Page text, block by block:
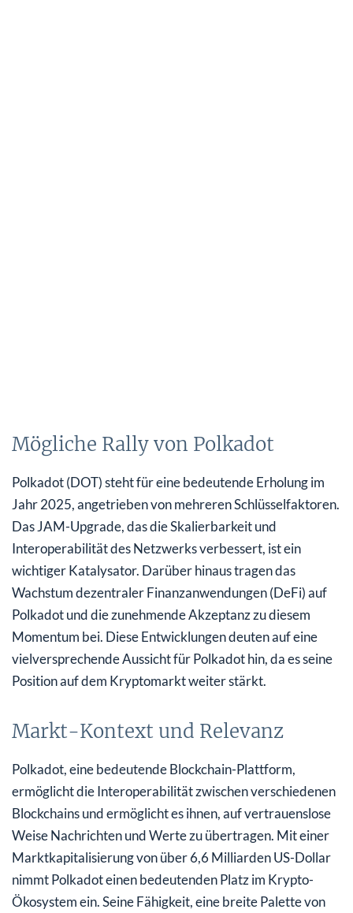
Mögliche Rally von Polkadot
Polkadot (DOT) steht für eine bedeutende Erholung im
Jahr 2025, angetrieben von mehreren Schlüsselfaktoren.
Das JAM-Upgrade, das die Skalierbarkeit und
Interoperabilität des Netzwerks verbessert, ist ein
wichtiger Katalysator. Darüber hinaus tragen das
Wachstum dezentraler Finanzanwendungen (DeFi) auf
Polkadot und die zunehmende Akzeptanz zu diesem
Momentum bei. Diese Entwicklungen deuten auf eine
vielversprechende Aussicht für Polkadot hin, da es seine
Position auf dem Kryptomarkt weiter stärkt.
Markt-Kontext und Relevanz
Polkadot, eine bedeutende Blockchain-Plattform,
ermöglicht die Interoperabilität zwischen verschiedenen
Blockchains und ermöglicht es ihnen, auf vertrauenslose
Weise Nachrichten und Werte zu übertragen. Mit einer
Marktkapitalisierung von über 6,6 Milliarden US-Dollar
nimmt Polkadot einen bedeutenden Platz im Krypto-
Ökosystem ein. Seine Fähigkeit, eine breite Palette von